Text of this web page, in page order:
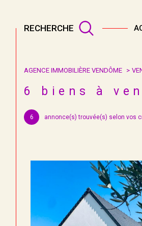
RECHERCHE
de
TYPE DE BIEN
AGENCE IMMOBILIÈRE VENDÔME
6 biens à
6 annonce(s) trouvée(s) selon vos